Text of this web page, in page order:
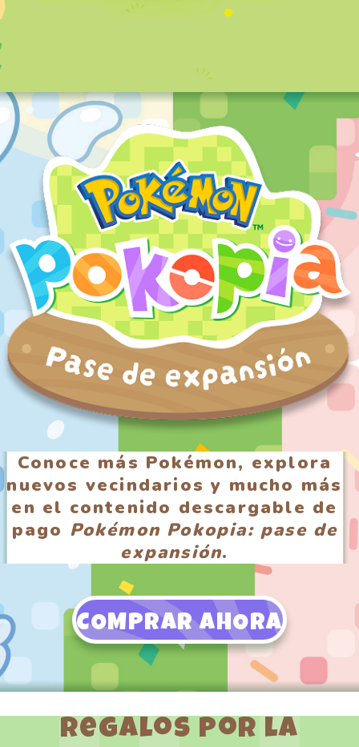
Conoce más Pokémon, explora
nuevos vecindarios y mucho más
en el contenido descargable de
pago Pokémon Pokopia: pase de
expansión.
COMPRAR AHORA
Regalos por la